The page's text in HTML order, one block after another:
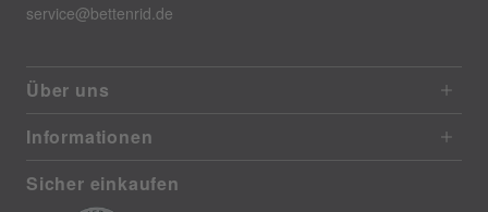
service@bettenrid.de
Über uns
Informationen
Sicher einkaufen